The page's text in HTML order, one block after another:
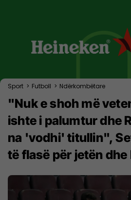
Sport > Futboll > Ndërkombëtare
"Nuk e shoh më
ishte i palumtur dhe
na 'vodhi' titullin",
të flasë për jetën